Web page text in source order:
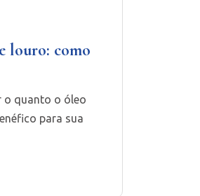
louro: como
o quanto o óleo
para sua